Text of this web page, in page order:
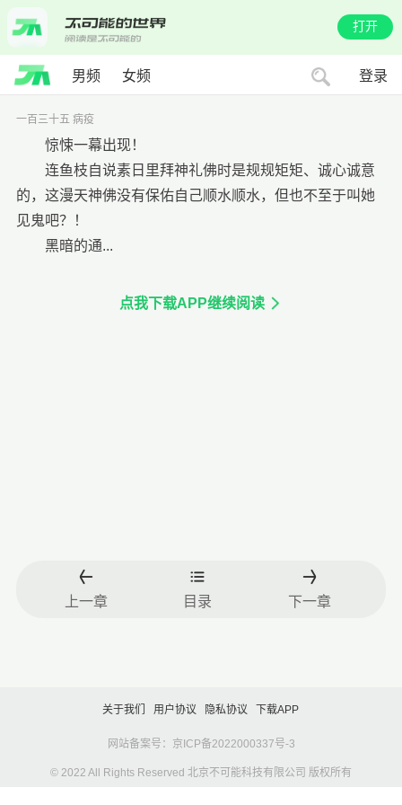
打开
男频 女频 登录
一百三十五 病疫
惊悚一幕出现！
连鱼枝自说素日里拜神礼佛时是规规矩矩、诚心诚意
的，这漫天神佛没有保佑自己顺水顺水，但也不至于叫她
见鬼吧？！
黑暗的通...
点我下载APP继续阅读
上一章 目录 下一章
关于我们 用户协议 隐私协议 下载APP
网站备案号：京ICP备2022000337号-3
© 2022 All Rights Reserved 北京不可能科技有限公司 版权所有